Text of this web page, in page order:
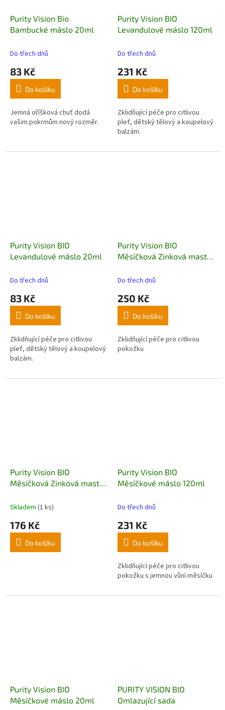
Purity Vision Bio
Bambucké máslo 20ml
Do třech dnů
83 Kč
Do košíku
Jemná oříšková chuť dodá
vašim pokrmům nový rozměr.
Purity Vision BIO
Levandulové máslo 120ml
Do třech dnů
231 Kč
Do košíku
Zklidňující péče pro citlivou
pleť, dětský tělový a koupelový
balzám.
Purity Vision BIO
Levandulové máslo 20ml
Do třech dnů
83 Kč
Do košíku
Zklidňující péče pro citlivou
pleť, dětský tělový a koupelový
balzám.
Purity Vision BIO
Měsíčková Zinková mast
Do třech dnů
250 Kč
Do košíku
Zklidňující péče pro citlivou
pokožku
Purity Vision BIO
Měsíčková Zinková mast
Skladem (1 ks)
176 Kč
Do košíku
Purity Vision BIO
Měsíčkové máslo 120ml
Do třech dnů
231 Kč
Do košíku
Zklidňující péče pro citlivou
pokožku s jemnou vůní měsíčku
Purity Vision BIO
Měsíčkové máslo 20ml
PURITY VISION BIO
Omlazující sada